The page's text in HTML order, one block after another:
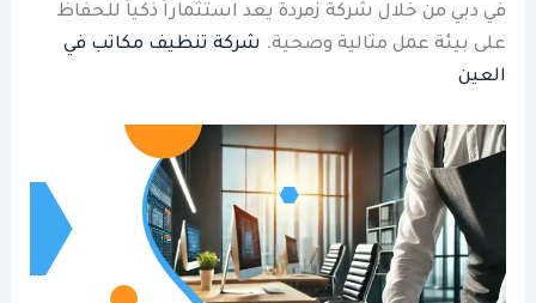
في دبي من خلال شركة زمردة يعد استثماراً ذكياً للحفاظ
على بيئة عمل مثالية وصحية. شركة تنظيف مكاتب في
العين